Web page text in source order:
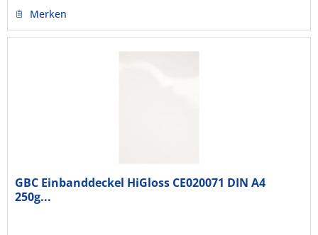
Merken
GBC Einbanddeckel HiGloss CE020071 DIN A4
250g...